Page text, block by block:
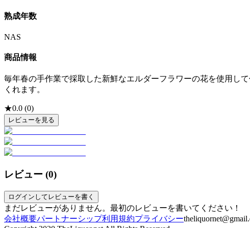
熟成年数
NAS
商品情報
毎年春の手作業で採取した新鮮なエルダーフラワーの花を使用し
くれます。
★0.0 (0)
レビューを見る
レビュー (0)
ログインしてレビューを書く
まだレビューがありません。最初のレビューを書いてください！
会社概要パートナーシップ利用規約プライバシー